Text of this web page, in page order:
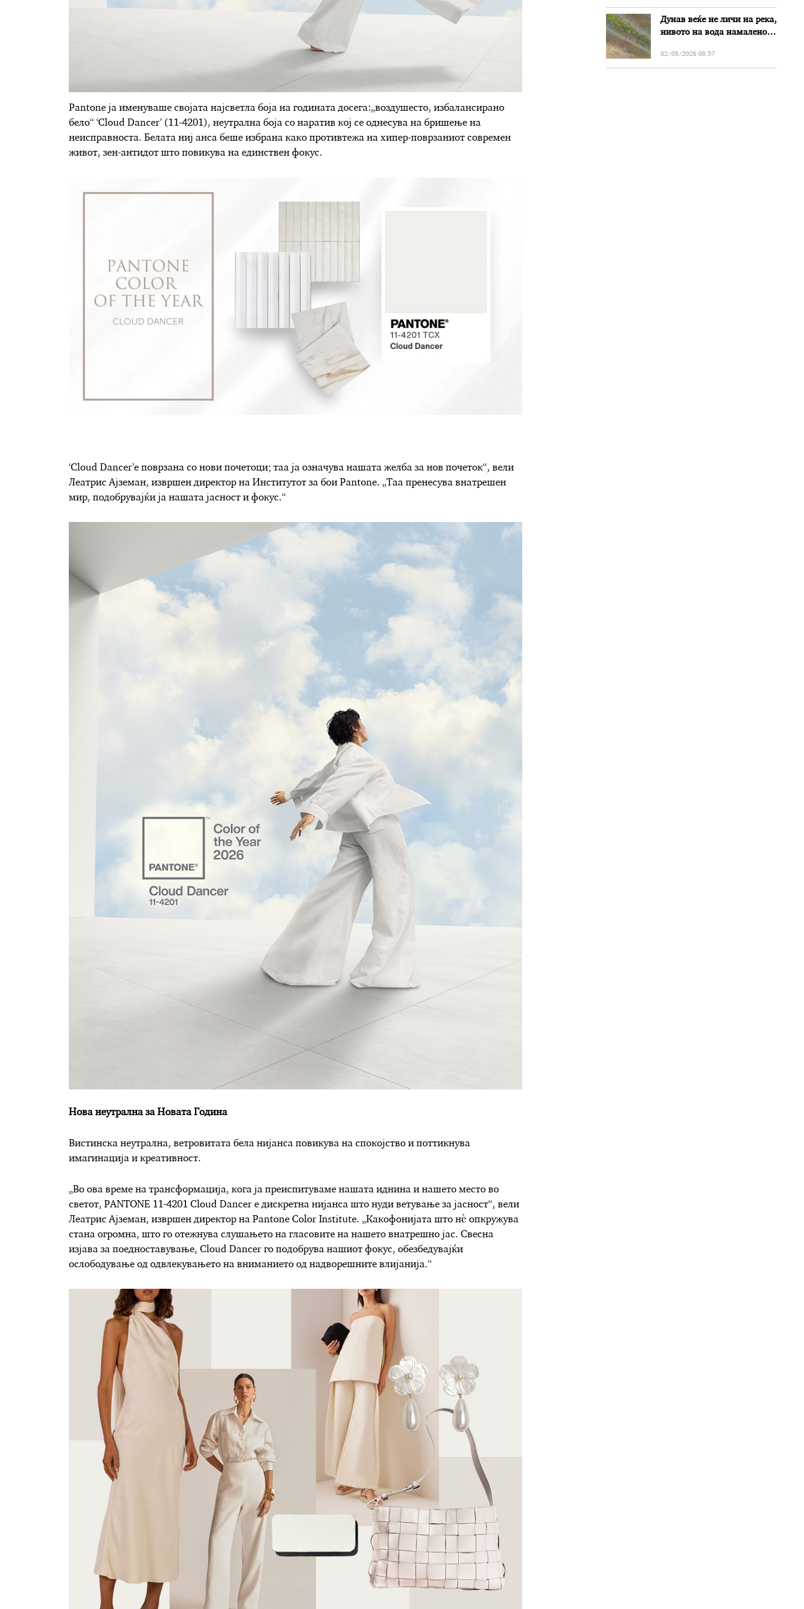
Pantone ја именуваше својата најсветла боја на годината досега:„воздушесто, избалансирано
бело“ ‘Cloud Dancer’ (11-4201), неутрална боја со наратив кој се однесува на бришење на
неисправноста. Белата ниј анса беше избрана како противтежа на хипер-поврзаниот современ
живот, зен-антидот што повикува на единствен фокус.
‘Cloud Dancer’е поврзана со нови почетоци; таа ја означува нашата желба за нов почеток“, вели
Леатрис Ајземан, извршен директор на Институтот за бои Pantone. „Таа пренесува внатрешен
мир, подобрувајќи ја нашата јасност и фокус.“
Нова неутрална за Новата Година
Вистинска неутрална, ветровитата бела нијанса повикува на спокојство и поттикнува
имагинација и креативност.
„Во ова време на трансформација, кога ја преиспитуваме нашата иднина и нашето место во
светот, PANTONE 11-4201 Cloud Dancer е дискретна нијанса што нуди ветување за јасност“, вели
Леатрис Ајземан, извршен директор на Pantone Color Institute. „Какофонијата што нè опкружува
стана огромна, што го отежнува слушањето на гласовите на нашето внатрешно јас. Свесна
изјава за поедноставување, Cloud Dancer го подобрува нашиот фокус, обезбедувајќи
ослободување од одвлекувањето на вниманието од надворешните влијанија.“
Дунав веќе не личи на река,
нивото на вода намалено
Бугарија
02/08/2026 08:57